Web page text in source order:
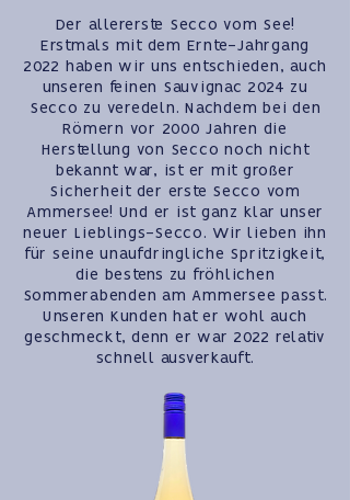
Der allererste Secco vom See!
Erstmals mit dem Ernte-Jahrgang
2022 haben wir uns entschieden, auch
unseren feinen Sauvignac 2024 zu
Secco zu veredeln. Nachdem bei den
Römern vor 2000 Jahren die
Herstellung von Secco noch nicht
bekannt war, ist er mit großer
Sicherheit der erste Secco vom
Ammersee! Und er ist ganz klar unser
neuer Lieblings-Secco. Wir lieben ihn
für seine unaufdringliche Spritzigkeit,
die bestens zu fröhlichen
Sommerabenden am Ammersee passt.
Unseren Kunden hat er wohl auch
geschmeckt, denn er war 2022 relativ
schnell ausverkauft.